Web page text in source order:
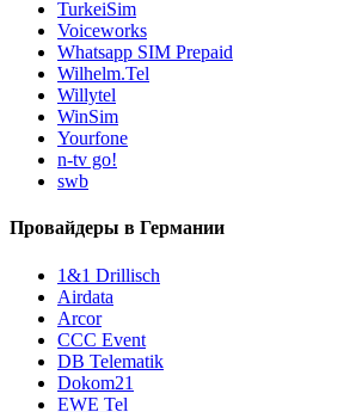
TurkeiSim
Voiceworks
Whatsapp SIM Prepaid
Wilhelm.Tel
Willytel
WinSim
Yourfone
n-tv go!
swb
Провайдеры в Германии
1&1 Drillisch
Airdata
Arcor
CCC Event
DB Telematik
Dokom21
EWE Tel